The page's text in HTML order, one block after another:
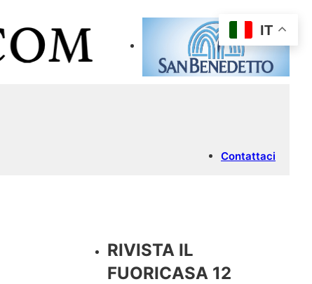
Contattaci
RIVISTA IL
FUORICASA 12
IT